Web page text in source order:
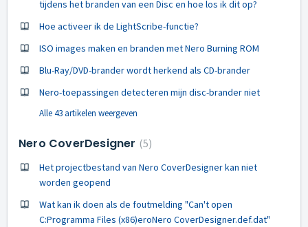
tijdens het branden van een Disc en hoe los ik dit op?
Hoe activeer ik de LightScribe-functie?
ISO images maken en branden met Nero Burning ROM
Blu-Ray/DVD-brander wordt herkend als CD-brander
Nero-toepassingen detecteren mijn disc-brander niet
Alle 43 artikelen weergeven
Nero CoverDesigner 5
Het projectbestand van Nero CoverDesigner kan niet
worden geopend
Wat kan ik doen als de foutmelding "Can't open
C:Programma Files (x86)eroNero CoverDesigner.def.dat"